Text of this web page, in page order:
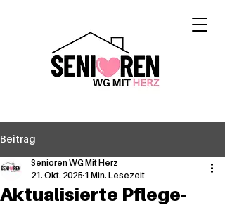
Beitrag
Aktualisierte Pflege-
Senioren WG Mit Herz
21. Okt. 2025 1 Min. Lesezeit